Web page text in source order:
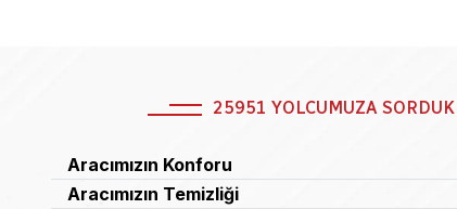
25951 YOLCUMUZA SORDUK
Aracımızın Konforu
Aracımızın Temizliği